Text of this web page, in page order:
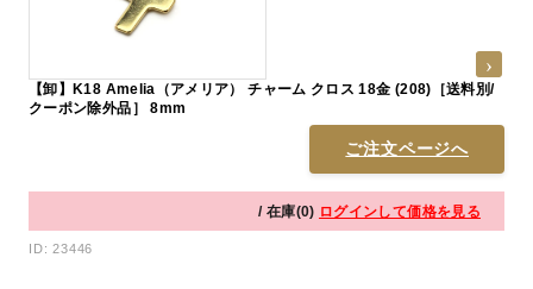
【卸】K18 Amelia（アメリア） チャーム クロス 18金 (208)［送料別/
クーポン除外品］ 8mm
ご注文ページへ
/ 在庫(0) ログインして価格を見る
ID: 23446